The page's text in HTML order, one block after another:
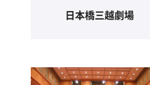
日本橋三越劇場